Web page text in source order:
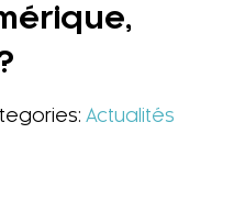
Actualités